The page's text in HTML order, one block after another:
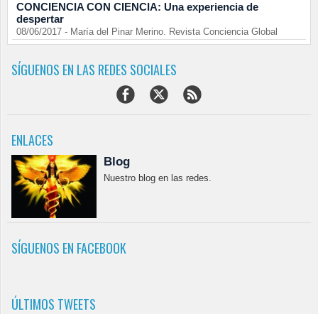
CONCIENCIA CON CIENCIA: Una experiencia de
despertar
08/06/2017 - María del Pinar Merino. Revista Conciencia Global
SÍGUENOS EN LAS REDES SOCIALES
ENLACES
Blog
Nuestro blog en las redes.
SÍGUENOS EN FACEBOOK
ÚLTIMOS TWEETS